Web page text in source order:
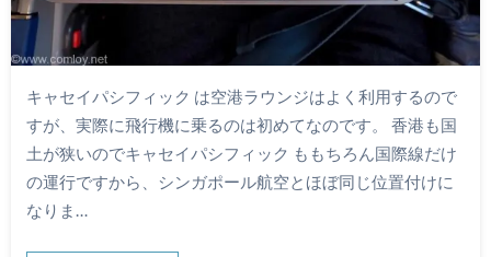
キャセイパシフィック は空港ラウンジはよく利用するので
すが、実際に飛行機に乗るのは初めてなのです。 香港も国
土が狭いのでキャセイパシフィック ももちろん国際線だけ
の運行ですから、シンガポール航空とほぼ同じ位置付けに
なりま…